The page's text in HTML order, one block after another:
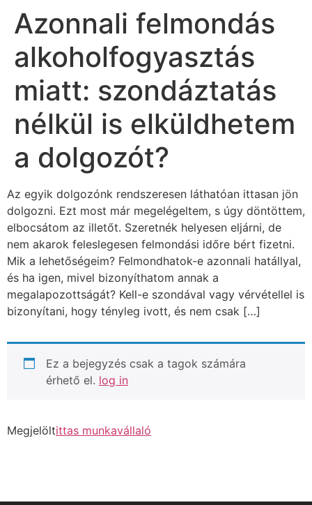
Azonnali felmondás
alkoholfogyasztás
miatt: szondáztatás
nélkül is elküldhetem
a dolgozót?
Az egyik dolgozónk rendszeresen láthatóan ittasan jön
dolgozni. Ezt most már megelégeltem, s úgy döntöttem,
elbocsátom az illetőt. Szeretnék helyesen eljárni, de
nem akarok feleslegesen felmondási időre bért fizetni.
Mik a lehetőségeim? Felmondhatok-e azonnali hatállyal,
és ha igen, mivel bizonyíthatom annak a
megalapozottságát? Kell-e szondával vagy vérvétellel is
bizonyítani, hogy tényleg ivott, és nem csak […]
Ez a bejegyzés csak a tagok számára
érhető el. log in
Megjelöltittas munkavállaló